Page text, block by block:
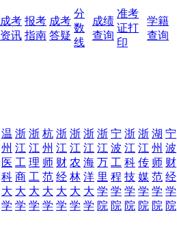
成考
资讯
报考
指南
成考
答疑
分
数
线
成绩
查询
准考
证打
印
学籍
查询
温
州
医
科
大
学
浙
江
工
商
大
学
浙
江
理
工
大
学
杭
州
师
范
大
学
浙
江
财
经
大
学
浙
江
农
林
大
学
浙
江
海
洋
大
学
浙
江
万
里
学
院
宁
波
工
程
学
院
浙
江
科
技
学
院
浙
江
传
媒
学
院
湖
州
师
范
学
院
宁
波
财
经
学
院